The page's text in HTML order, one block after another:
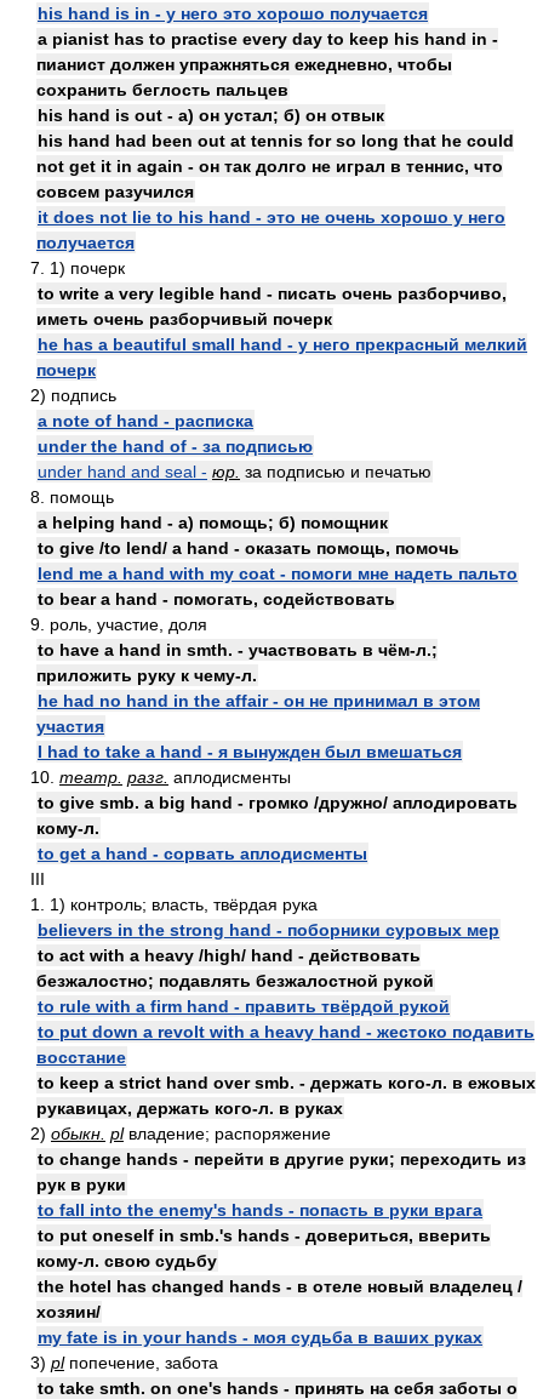
his hand is in - у него это хорошо получается
a pianist has to practise every day to keep his hand in -
пианист должен упражняться ежедневно, чтобы
сохранить беглость пальцев
his hand is out - а) он устал; б) он отвык
his hand had been out at tennis for so long that he could
not get it in again - он так долго не играл в теннис, что
совсем разучился
it does not lie to his hand - это не очень хорошо у него
получается
7. 1) почерк
to write a very legible hand - писать очень разборчиво,
иметь очень разборчивый почерк
he has a beautiful small hand - у него прекрасный мелкий
почерк
2) подпись
a note of hand - расписка
under the hand of - за подписью
under hand and seal - юр. за подписью и печатью
8. помощь
a helping hand - а) помощь; б) помощник
to give /to lend/ a hand - оказать помощь, помочь
lend me a hand with my coat - помоги мне надеть пальто
to bear a hand - помогать, содействовать
9. роль, участие, доля
to have a hand in smth. - участвовать в чём-л.;
приложить руку к чему-л.
he had no hand in the affair - он не принимал в этом
участия
I had to take a hand - я вынужден был вмешаться
10. театр. разг. аплодисменты
to give smb. a big hand - громко /дружно/ аплодировать
кому-л.
to get a hand - сорвать аплодисменты
III
1. 1) контроль; власть, твёрдая рука
believers in the strong hand - поборники суровых мер
to act with a heavy /high/ hand - действовать
безжалостно; подавлять безжалостной рукой
to rule with a firm hand - править твёрдой рукой
to put down a revolt with a heavy hand - жестоко подавить
восстание
to keep a strict hand over smb. - держать кого-л. в ежовых
рукавицах, держать кого-л. в руках
2) обыкн. plвладение; распоряжение
to change hands - перейти в другие руки; переходить из
рук в руки
to fall into the enemy's hands - попасть в руки врага
to put oneself in smb.'s hands - довериться, вверить
кому-л. свою судьбу
the hotel has changed hands - в отеле новый владелец /
хозяин/
my fate is in your hands - моя судьба в ваших руках
3) plпопечение, забота
to take smth. on one's hands - принять на себя заботы о